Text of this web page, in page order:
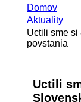
Domov
Aktuality
Uctili sme si
povstania
Uctili